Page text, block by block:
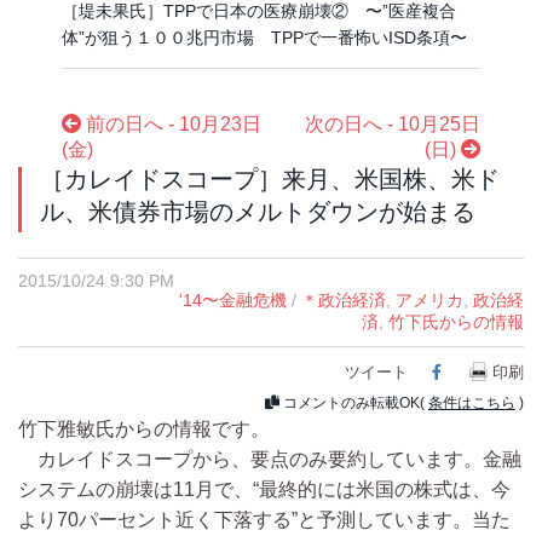
［堤未果氏］TPPで日本の医療崩壊② 〜”医産複合
体”が狙う１００兆円市場 TPPで一番怖いISD条項〜
前の日へ - 10月23日
(金)
次の日へ - 10月25日
(日)
［カレイドスコープ］来月、米国株、米ド
ル、米債券市場のメルトダウンが始まる
2015/10/24 9:30 PM
'14〜金融危機 / ＊政治経済 アメリカ
政治経
済 竹下氏からの情報
ツイート Facebook
印刷
コメントのみ転載OK( 条件はこちら )
竹下雅敏氏からの情報です。
カレイドスコープから、要点のみ要約しています。金融
システムの崩壊は11月で、“最終的には米国の株式は、今
より70パーセント近く下落する”と予測しています。当た